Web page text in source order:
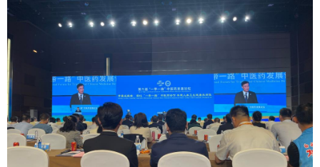
上海 江苏
湖北 湖南
广东 广西 海南 重庆
四川 贵州 云南 西藏
陕西 甘肃 青海